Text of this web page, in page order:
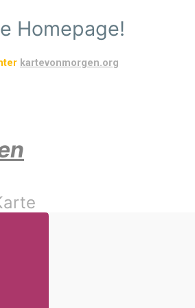
Homepage!
kartevonmorgen.org